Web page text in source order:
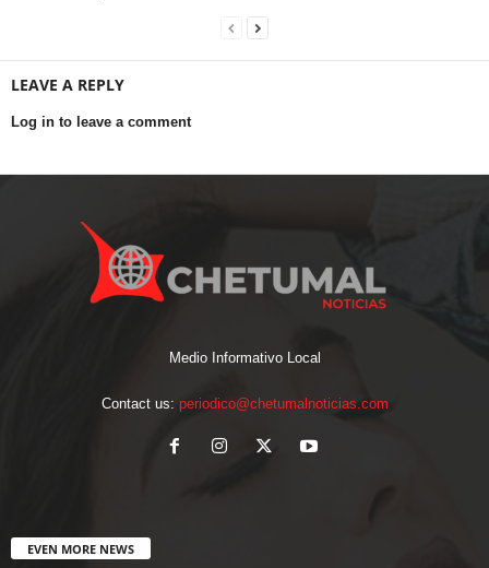
LEAVE A REPLY
Log in to leave a comment
Medio Informativo Local
Contact us: periodico@chetumalnoticias.com
EVEN MORE NEWS